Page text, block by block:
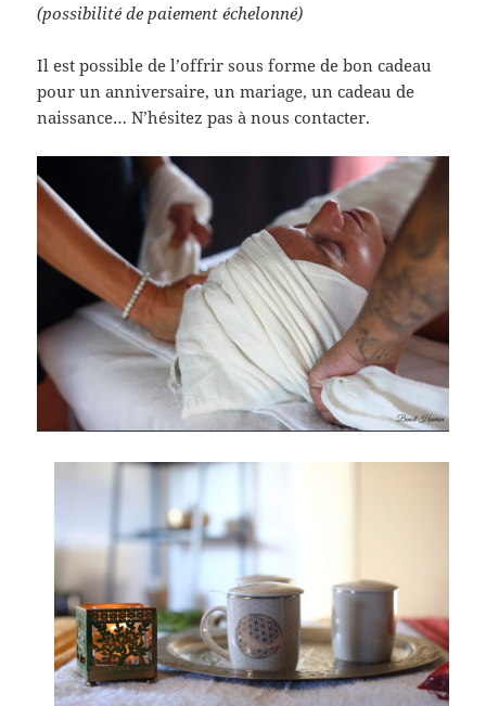
(possibilité de paiement échelonné)
Il est possible de l’offrir sous forme de bon cadeau
pour un anniversaire, un mariage, un cadeau de
naissance… N’hésitez pas à nous contacter.